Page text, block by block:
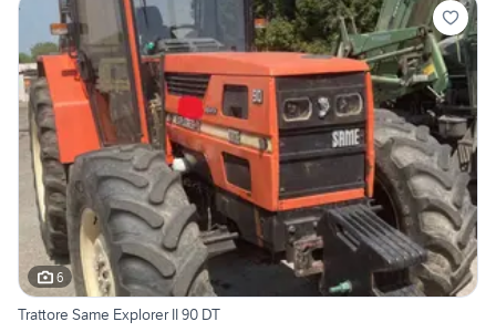
6
Trattore Same Explorer II 90 DT